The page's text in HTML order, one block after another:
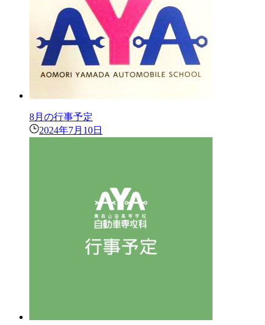
8月の行事予定
2024年7月10日